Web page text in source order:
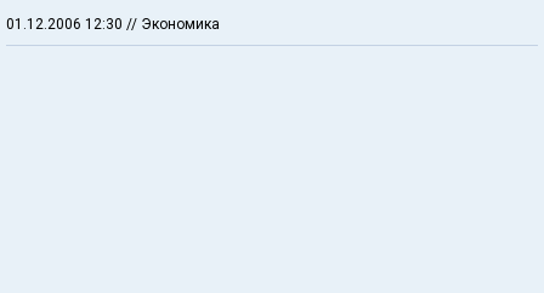
01.12.2006 12:30 // Экономика